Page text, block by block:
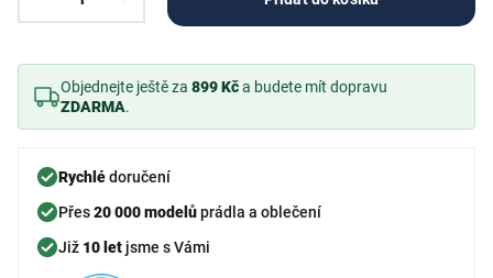
Objednejte ještě za 899 Kča budete mít dopravu
ZDARMA.
Rychlédoručení
Přes20 000 modelůprádla a oblečení
Již 10 let jsme s Vámi